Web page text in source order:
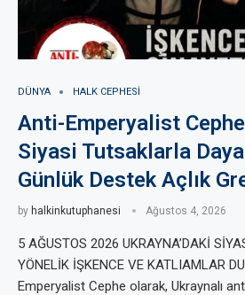
DÜNYA HALK CEPHESI
Anti-Emperyalist
Siyasi Tutsaklarla
Günlük Destek Açlık
by halkinkutuphanesi Ağustos 4, 2026
5 AĞUSTOS 2026 UKRAYNA’DAKİ
YÖNELİK İŞKENCE VE KATLIAMLAR
Emperyalist Cephe olarak, Ukraynalı